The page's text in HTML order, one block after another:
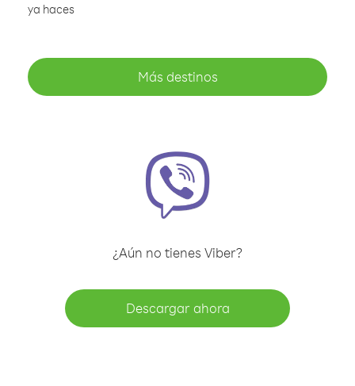
ya haces
Más destinos
¿Aún no tienes Viber?
Descargar ahora